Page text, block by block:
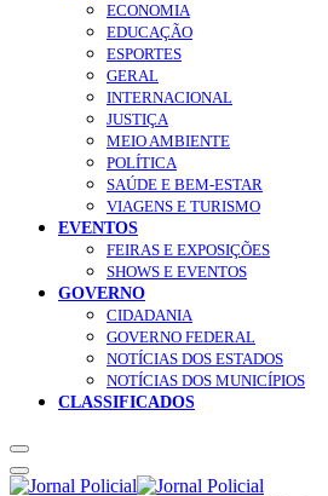
ECONOMIA
EDUCAÇÃO
ESPORTES
GERAL
INTERNACIONAL
JUSTIÇA
MEIO AMBIENTE
POLÍTICA
SAÚDE E BEM-ESTAR
VIAGENS E TURISMO
EVENTOS
FEIRAS E EXPOSIÇÕES
SHOWS E EVENTOS
GOVERNO
CIDADANIA
GOVERNO FEDERAL
NOTÍCIAS DOS ESTADOS
NOTÍCIAS DOS MUNICÍPIOS
CLASSIFICADOS